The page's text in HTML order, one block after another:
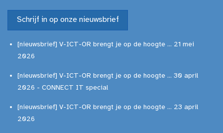
Schrijf in op onze nieuwsbrief
[nieuwsbrief] V-ICT-OR brengt je op de hoogte ... 21 mei
2026
[nieuwsbrief] V-ICT-OR brengt je op de hoogte ... 30 april
2026 - CONNECT IT special
[nieuwsbrief] V-ICT-OR brengt je op de hoogte ... 23 april
2026